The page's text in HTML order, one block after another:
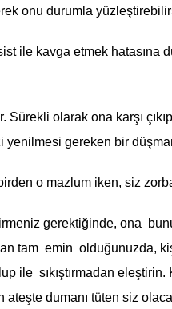
onu durumla
ile kavga etmek hatasına
Sürekli olarak ona karşı
yenilmesi gereken bir
o mazlum iken, siz
gerektiğinde, ona
tam emin olduğunuzda,
ile sıkıştırmadan eleştirin.
ateşte dumanı tüten siz